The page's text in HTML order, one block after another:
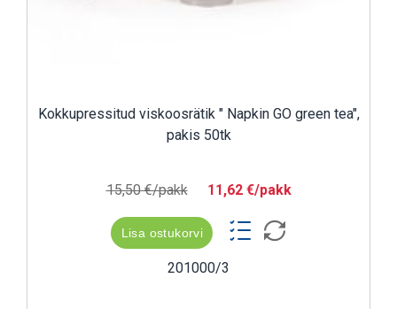
Kokkupressitud viskoosrätik " Napkin GO green tea",
pakis 50tk
15,50 €/pakk 11,62 €/pakk
Lisa ostukorvi
201000/3